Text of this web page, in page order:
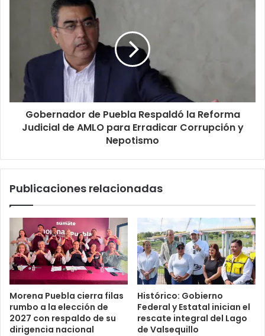
Gobernador de Puebla Respaldó la Reforma
Judicial de AMLO para Erradicar Corrupción y
Nepotismo
Publicaciones relacionadas
Morena Puebla cierra filas
rumbo a la elección de
2027 con respaldo de su
dirigencia nacional
Histórico: Gobierno
Federal y Estatal inician el
rescate integral del Lago
de Valsequillo